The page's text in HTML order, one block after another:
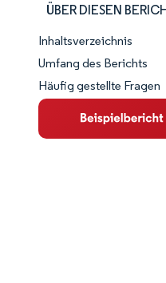
ÜBER DIESEN
Marktschnappschuss
Marktübersicht
Wichtige
Inhaltsverzeichnis
Umfang des Berichts
Häufig gestellte Fragen